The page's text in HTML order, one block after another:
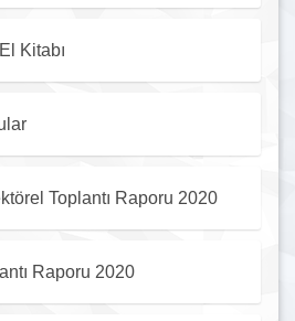
Kitabı
Toplantı Raporu 2020
Raporu 2020